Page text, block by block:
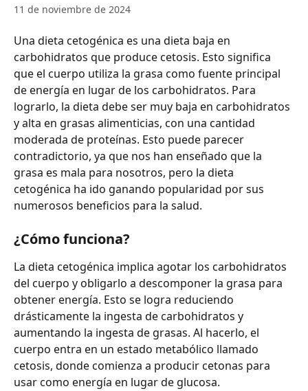
11 de noviembre de 2024
Una dieta cetogénica es una dieta baja en
carbohidratos que produce cetosis. Esto significa
que el cuerpo utiliza la grasa como fuente principal
de energía en lugar de los carbohidratos. Para
lograrlo, la dieta debe ser muy baja en carbohidratos
y alta en grasas alimenticias, con una cantidad
moderada de proteínas. Esto puede parecer
contradictorio, ya que nos han enseñado que la
grasa es mala para nosotros, pero la dieta
cetogénica ha ido ganando popularidad por sus
numerosos beneficios para la salud.
¿Cómo funciona?
La dieta cetogénica implica agotar los carbohidratos
del cuerpo y obligarlo a descomponer la grasa para
obtener energía. Esto se logra reduciendo
drásticamente la ingesta de carbohidratos y
aumentando la ingesta de grasas. Al hacerlo, el
cuerpo entra en un estado metabólico llamado
cetosis, donde comienza a producir cetonas para
usar como energía en lugar de glucosa.